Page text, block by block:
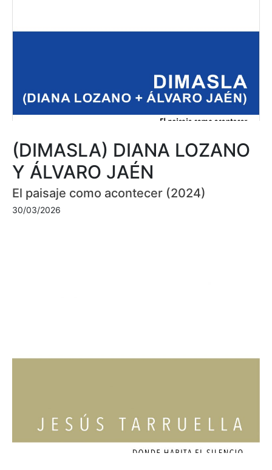
(DIMASLA) DIANA LOZANO
Y ÁLVARO JAÉN
El paisaje como acontecer (2024)
30/03/2026